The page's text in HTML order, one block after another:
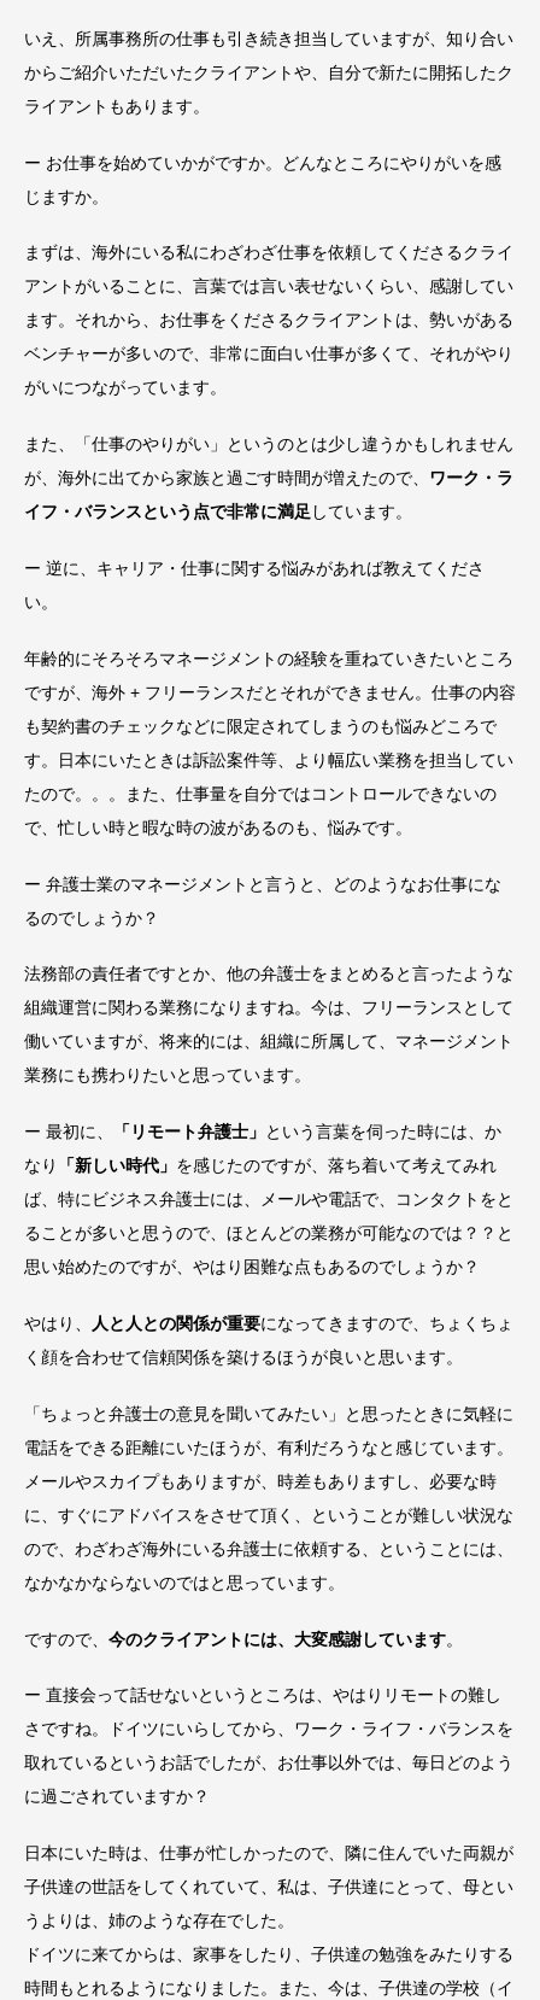
いえ、所属事務所の仕事も引き続き担当していますが、知り合い
からご紹介いただいたクライアントや、自分で新たに開拓したク
ライアントもあります。
ー お仕事を始めていかがですか。どんなところにやりがいを感
じますか。
まずは、海外にいる私にわざわざ仕事を依頼してくださるクライ
アントがいることに、言葉では言い表せないくらい、感謝してい
ます。それから、お仕事をくださるクライアントは、勢いがある
ベンチャーが多いので、非常に面白い仕事が多くて、それがやり
がいにつながっています。
また、「仕事のやりがい」というのとは少し違うかもしれません
が、海外に出てから家族と過ごす時間が増えたので、 ワーク・ラ
イフ・バランスという点で非常に満足 しています。
ー 逆に、キャリア・仕事に関する悩みがあれば教えてくださ
い。
年齢的にそろそろマネージメントの経験を重ねていきたいところ
ですが、海外 + フリーランスだとそれができません。仕事の内容
も契約書のチェックなどに限定されてしまうのも悩みどころで
す。日本にいたときは訴訟案件等、より幅広い業務を担当してい
たので。。。また、仕事量を自分ではコントロールできないの
で、忙しい時と暇な時の波があるのも、悩みです。
ー 弁護士業のマネージメントと言うと、どのようなお仕事にな
るのでしょうか？
法務部の責任者ですとか、他の弁護士をまとめると言ったような
組織運営に関わる業務になりますね。今は、フリーランスとして
働いていますが、将来的には、組織に所属して、マネージメント
業務にも携わりたいと思っています。
ー 最初に、 「リモート弁護士」 という言葉を伺った時には、か
なり
「新しい時代」 を感じたのですが、落ち着いて考えてみれ
ば、特にビジネス弁護士には、メールや電話で、コンタクトをと
ることが多いと思うので、ほとんどの業務が可能なのでは？？と
思い始めたのですが、やはり困難な点もあるのでしょうか？
やはり、 人と人との関係が重要になってきますので、ちょくちょ
く顔を合わせて信頼関係を築けるほうが良いと思います。
「ちょっと弁護士の意見を聞いてみたい」と思ったときに気軽に
電話をできる距離にいたほうが、有利だろうなと感じています。
メールやスカイプもありますが、時差もありますし、必要な時
に、すぐにアドバイスをさせて頂く、ということが難しい状況な
ので、わざわざ海外にいる弁護士に依頼する、ということには、
なかなかならないのではと思っています。
ですので、 今のクライアントには、大変感謝しています。
ー 直接会って話せないというところは、やはりリモートの難し
さですね。ドイツにいらしてから、ワーク・ライフ・バランスを
取れているというお話でしたが、お仕事以外では、毎日どのよう
に過ごされていますか？
日本にいた時は、仕事が忙しかったので、隣に住んでいた両親が
子供達の世話をしてくれていて、私は、子供達にとって、母とい
うよりは、姉のような存在でした。
ドイツに来てからは、家事をしたり、子供達の勉強をみたりする
時間もとれるようになりました。また、今は、子供達の学校（イ